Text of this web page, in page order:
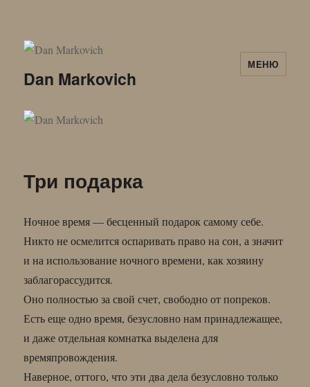
Dan Markovich
МЕНЮ
Три подарка
Ночное время — бесценный подарок самому себе.
Никто не осмелится оспаривать право на сон, а значит
и на использование ночного времени, как хозяину
заблагорассудится.
Оно полностью за свой счет, свободно от попреков.
Есть еще одно время, безусловно нам принадлежащее,
и даже отдельная комнатка выделена для
времяпровождения.
Наверное, оттого, что эти два дела безусловно только